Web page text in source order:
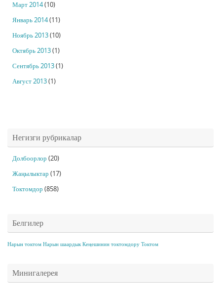
Март 2014(10)
Январь 2014(11)
Ноябрь 2013(10)
Октябрь 2013(1)
Сентябрь 2013(1)
Август 2013(1)
Негизги рубрикалар
Долбоорлор (20)
Жаңылыктар (17)
Токтомдор (858)
Белгилер
Нарын токтом Нарын шаардык Кеңешинин токтомдору Токтом
Минигалерея